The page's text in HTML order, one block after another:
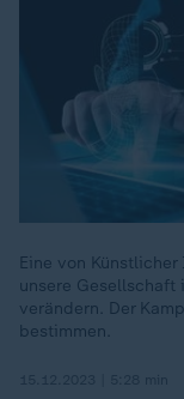
Eine von
unsere Gesellschaft
verändern. Der
bestimmen.